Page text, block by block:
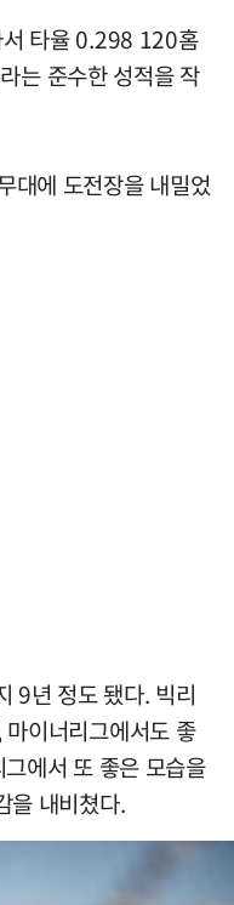
타율 0.298 120홈
는 준수한 성적을 작
대에 도전장을 내밀었
9년 정도 됐다. 빅리
이너리그에서도 좋
에서 또 좋은 모습을
을 내비쳤다.